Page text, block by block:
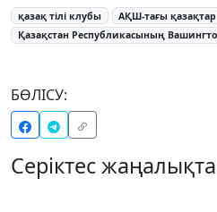
қазақ тілі клубы
АҚШ-тағы қазақтар
Қазақстан Республикасының
БӨЛІСУ:
Серіктес